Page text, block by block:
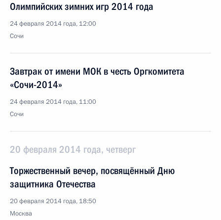
Олимпийских зимних игр 2014 года
24 февраля 2014 года, 12:00
Сочи
Завтрак от имени МОК в честь Оргкомитета
«Сочи-2014»
24 февраля 2014 года, 11:00
Сочи
20 февраля 2014 года, четверг
Торжественный вечер, посвящённый Дню
защитника Отечества
20 февраля 2014 года, 18:50
Москва